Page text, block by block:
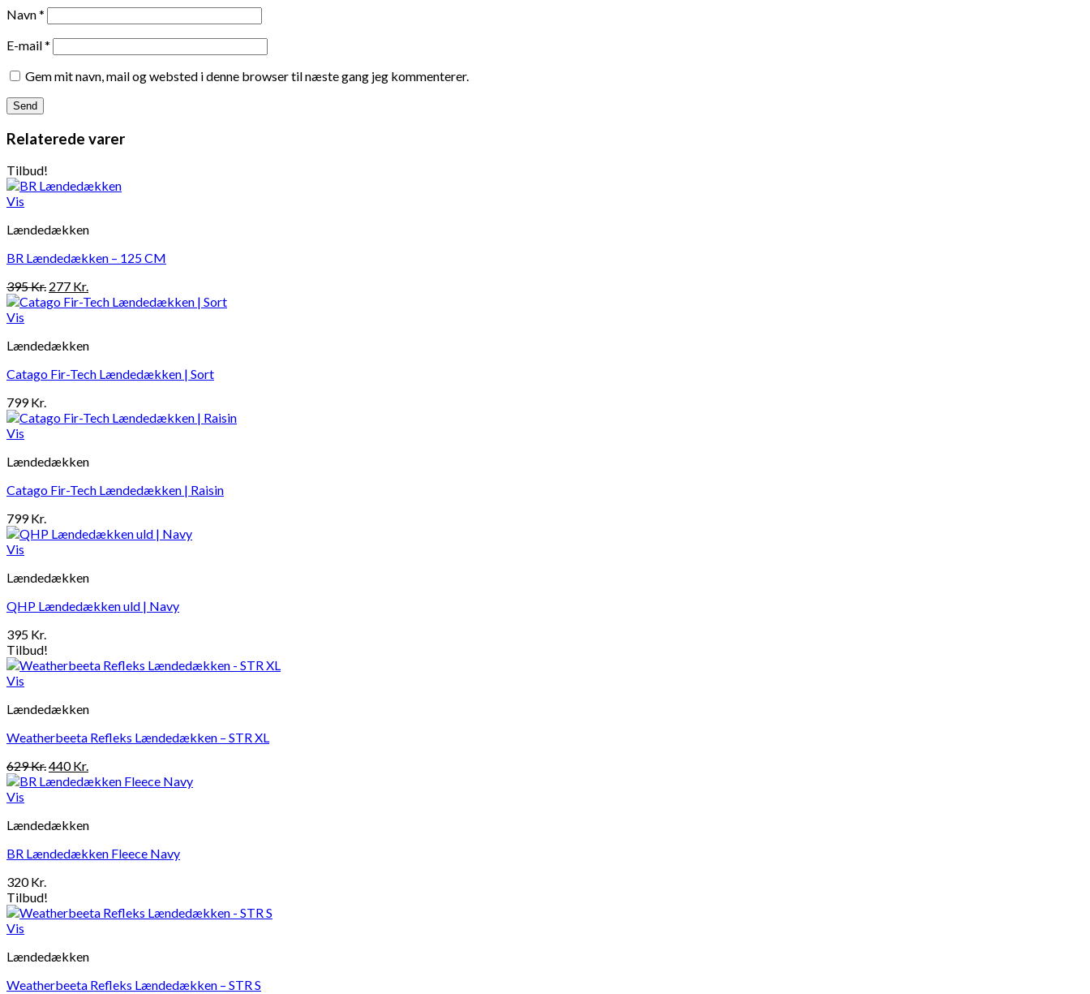
Navn*
E-mail*
Gem mit navn, mail og websted i denne browser til næste gang jeg kommenterer.
Relaterede varer
Tilbud!
Vis
Lændedækken
BR Lændedækken – 125 CM
395Kr. Den
oprindelige
395 Kr..
277 Kr.
aktuelle
277 Kr..
Vis
Lændedækken
Catago Fir-Tech Lændedækken | Sort
799Kr.
Vis
Lændedækken
Catago Fir-Tech Lændedækken | Raisin
799Kr.
Vis
Lændedækken
QHP Lændedækken uld | Navy
395 Kr.
Tilbud!
Vis
Lændedækken
Weatherbeeta Refleks Lændedækken – STR XL
629Kr.Den
oprindelige
629 Kr..
440Kr.
aktuelle
440 Kr..
Vis
Lændedækken
BR Lændedækken Fleece Navy
320Kr.
Tilbud!
Vis
Lændedækken
Weatherbeeta Refleks Lændedækken – STR S